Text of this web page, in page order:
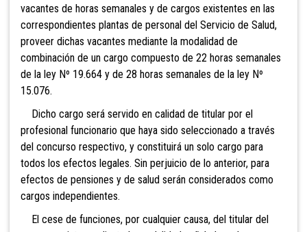
vacantes de horas semanales y de cargos existentes en las
correspondientes plantas de personal del Servicio de Salud,
proveer dichas vacantes mediante la modalidad de
combinación de un cargo compuesto de 22 horas semanales
de la ley Nº 19.664 y de 28 horas semanales de la ley Nº
15.076.
Dicho cargo será servido en calidad de titular por el
profesional funcionario que haya sido seleccionado a través
del concurso respectivo, y constituirá un solo cargo para
todos los efectos legales. Sin perjuicio de lo anterior, para
efectos de pensiones y de salud serán considerados como
cargos independientes.
El cese de funciones, por cualquier causa, del titular del